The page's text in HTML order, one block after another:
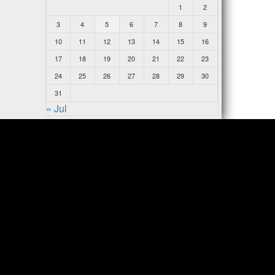
1
2
3
4 5 6 7 8
9
10
11 12 13 14 15
16
17
18 19 20 21 22
23
24
25 26 27 28 29
30
31
« Jul